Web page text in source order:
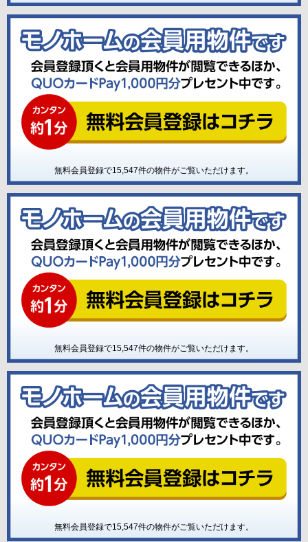
無料会員登録で15,547件の物件がご覧いただけます。
無料会員登録で15,547件の物件がご覧いただけます。
無料会員登録で15,547件の物件がご覧いただけます。